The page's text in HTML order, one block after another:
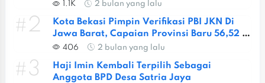
Berat
1.1K 2 bulan yang lalu
#2
Kota Bekasi Pimpin Verifikasi PBI JKN Di
Jawa Barat, Capaian Provinsi Baru 56,52
Persen
406 2 bulan yang lalu
#3
Haji Imin Kembali Terpilih Sebagai
Anggota BPD Desa Satria Jaya